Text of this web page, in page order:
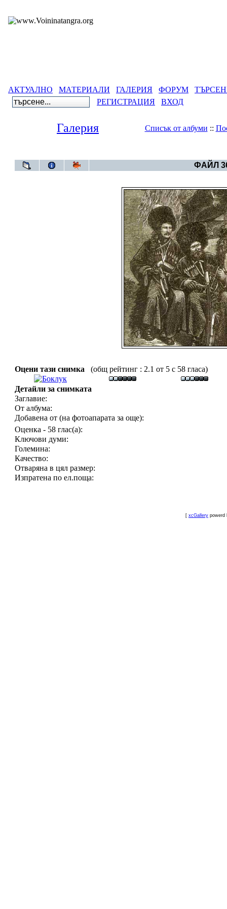
АКТУАЛНО МАТЕРИАЛИ ГАЛЕРИЯ ФОРУМ
РЕГИСТРАЦИЯ
ВХОД
Галерия Списък от албуми ::
ФАЙЛ
Оцени тази снимка (общ рейтинг : 2.1 от 5 с 58 гласа)
Детайли за снимката
Заглавие:
От албума:
Добавена от (на фотоапарата за още):
Оценка - 58 глас(а):
Ключови думи:
Големина:
Качество:
Отваряна в цял размер:
Изпратена по ел.поща:
[ xcGallery